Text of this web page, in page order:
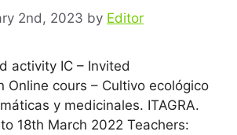
2nd, 2023 by Editor
activity IC – Invited
Online cours – Cultivo ecológico
y medicinales. ITAGRA.
18th March 2022 Teachers: